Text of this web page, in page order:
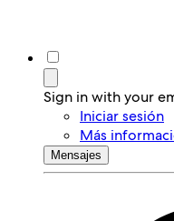
Sign in with your
Iniciar sesión
Más
Mensajes